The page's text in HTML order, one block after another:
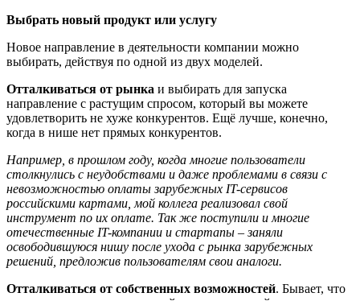
Выбрать новый продукт или услугу
Новое направление в деятельности компании можно
выбирать, действуя по одной из двух моделей.
Отталкиваться от рынка и выбирать для запуска
направление с растущим спросом, который вы можете
удовлетворить не хуже конкурентов. Ещё лучше, конечно,
когда в нише нет прямых конкурентов.
Например, в прошлом году, когда многие пользователи
столкнулись с неудобствами и даже проблемами в связи с
невозможностью оплаты зарубежных IT-сервисов
российскими картами, мой коллега реализовал свой
инструмент по их оплате. Так же поступили и многие
отечественные IT-компании и стартапы –заняли
освободившуюся нишу после ухода с рынка зарубежных
решений, предложив пользователям свои аналоги.
Отталкиваться от собственных возможностей. Бывает, что